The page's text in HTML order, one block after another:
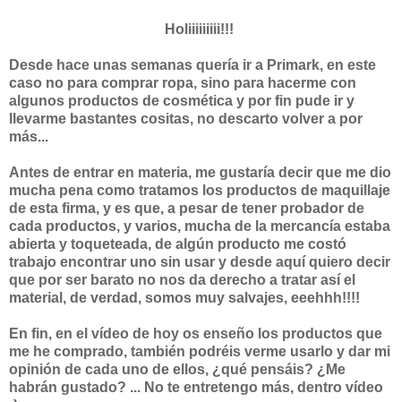
Holiiiiiiiii!!!
Desde hace unas semanas quería ir a Primark, en este
caso no para comprar ropa, sino para hacerme con
algunos productos de cosmética y por fin pude ir y
llevarme bastantes cositas, no descarto volver a por
más...
Antes de entrar en materia, me gustaría decir que me dio
mucha pena como tratamos los productos de maquillaje
de esta firma, y es que, a pesar de tener probador de
cada productos, y varios, mucha de la mercancía estaba
abierta y toqueteada, de algún producto me costó
trabajo encontrar uno sin usar y desde aquí quiero decir
que por ser barato no nos da derecho a tratar así el
material, de verdad, somos muy salvajes, eeehhh!!!!
En fin, en el vídeo de hoy os enseño los productos que
me he comprado, también podréis verme usarlo y dar mi
opinión de cada uno de ellos, ¿qué pensáis? ¿Me
habrán gustado? ... No te entretengo más, dentro vídeo